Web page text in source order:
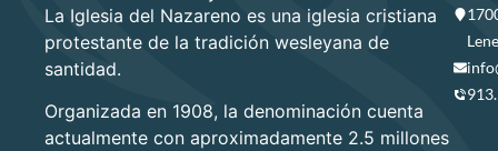
La Iglesia del Nazareno es una iglesia cristiana
protestante de la tradición wesleyana de
santidad.
Organizada en 1908, la denominación cuenta
actualmente con aproximadamente 2.5 millones